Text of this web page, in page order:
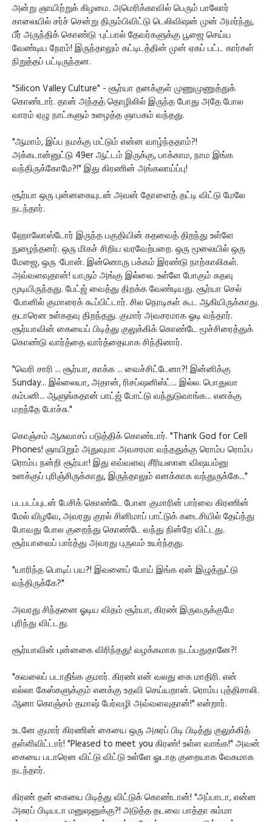
அன்று ஞாயிற்றுக் கிழமை. அமெரிக்காவில் பெரும் பாலோர்
காலையில் சர்ச் சென்று திரும்பிவிட்டு டெலிவிஷன் முன் அமர்ந்து,
பீர் அருந்திக் கொண்டு ·புட்பால் தேவர்களுக்கு பூஜை செய்ய
வேண்டிய நேரம்! இருந்தாலும் கட்டிடத்தின் முன் ஏகப் பட்ட கார்கள்
நிறுத்தப் பட்டிருந்தன.
"Silicon Valley Culture" - சூர்யா தனக்குள் முணுமுணுத்துக்
கொண்டார். தான் அந்தத் தொழிலில் இருந்த போது அதே போல
வாரம் ஏழு நாட்களும் உழைத்த ஞாபகம் வந்தது.
"ஆமாம், இப்ப நமக்கு மட்டும் என்ன வாழ்ந்ததாம்?!
அக்கடான்னுட்டு 49er ஆட்டம் இருக்கு, பாக்காம, நாம இங்க
வந்திருக்கோமே?!" இது கிரணின் அங்கலாய்ப்பு!
சூர்யா ஒரு புன்னகையுடன் அவன் தோளைத் தட்டி விட்டு மேலே
நடந்தார்.
ஹோலோஸ்டோர் இருந்த பகுதியின் கதவைத் திறந்து உள்ளே
நுழைந்தனர். ஒரு மிகச் சிறிய வரவேற்பறை. ஒரு மூலையில் ஒரு
மேஜை, ஒரு ·போன். இன்னொரு பக்கம் இரண்டு நாற்காலிகள்.
அவ்வளவுதான்! யாரும் அங்கு இல்லை. உள்ளே போகும் கதவு
மூடியிருந்தது. பேட்ஜ் வைத்து திறக்க வேண்டியது. சூர்யா செல்
·போனில் குமாரைக் கூப்பிட்டார். சில நொடிகள் கூட ஆகியிருக்காது.
தடாரென உள்கதவு திறந்தது. குமார் அவசரமாக ஓடி வந்தார்.
சூர்யாவின் கையைப் பிடித்து குலுக்கிக் கொண்டே மூச்சிரைத்துக்
கொண்டு வார்த்தை வார்த்தையாக சிந்தினார்.
"வெரி சாரி ... சூர்யா, காக்க ... வைச்சிட்டேனா?! இன்னிக்கு
Sunday... இல்லையா, அதான், ரிசப்ஷனிஸ்ட்... இல்ல. பொதுவா
கம்பனி... ஆளுங்கதான் பாட்ஜ் போட்டு வந்துடுவாங்க... எனக்கு
மறந்தே போச்சு."
கொஞ்சம் ஆசுவாசப் படுத்திக் கொண்டார். "Thank God for Cell
Phones! ஞாயிறும் அதுவுமா அவசரமா வந்ததுக்கு ரொம்ப ரொம்ப
ரொம்ப நன்றி சூர்யா! இது எவ்வளவு சீரியஸான விஷயம்னு
உனக்குப் புரிஞ்சிருக்காது, இருந்தாலும் எனக்காக வந்துருக்கே..."
படபடப்புடன் பேசிக் கொண்டே போன குமாரின் பார்வை கிரணின்
மேல் விழவே, அவரது குரல் சினிமாப் பாட்டுக் கடைசியில் தேய்ந்து
போவது போல குறைந்து கொண்டே வந்து நின்றே விட்டது.
சூர்யாவைப் பார்த்து அவரது புருவம் உயர்ந்தது.
"யாரிந்த பொடிப் பய?! இவனைப் போய் இங்க ஏன் இழுத்துட்டு
வந்திருக்கே?"
அவரது சிந்தனை ஓடிய விதம் சூர்யா, கிரண் இருவருக்குமே
புரிந்து விட்டது.
சூர்யாவின் புன்னகை விரிந்தது! வழக்கமாக நடப்பதுதானே?!
"கவலைப் படாதீங்க குமார். கிரண் என் வலது கை மாதிரி. என்
எல்லா கேஸ்களுக்கும் எனக்கு உதவி செய்யறான். ரொம்ப புத்திசாலி.
ஆனா கொஞ்சம் தமாஷ் பேர்வழி அவ்வளவுதான்!" என்றார்.
உடனே குமார் கிரணின் கையை ஒரு அசுரப் பிடி பிடித்து குலுக்கித்
தள்ளிவிட்டார்! "Pleased to meet you கிரண்! உள்ள வாங்க!" அவன்
கையை படாரென விட்டு விட்டு உள்ளே ஓடாத குறையாக வேகமாக
நடந்தார்.
கிரண் தன் கையை பிடித்து விட்டுக் கொண்டான்! "அப்பாடா, என்ன
அசுரப் பிடியடா மனுஷனுக்கு?! அடுத்த தடவை பாத்தா சும்மா